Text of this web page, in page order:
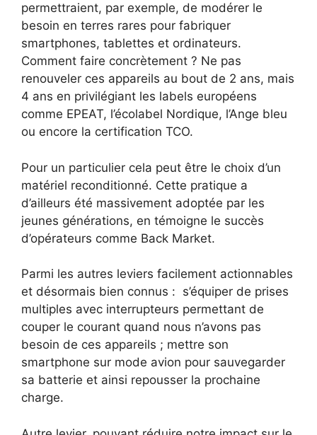
permettraient, par exemple, de modérer le
besoin en terres rares pour fabriquer
smartphones, tablettes et ordinateurs.
Comment faire concrètement ? Ne pas
renouveler ces appareils au bout de 2 ans, mais
4 ans en privilégiant les labels européens
comme EPEAT, l’écolabel Nordique, l’Ange bleu
ou encore la certification TCO.
Pour un particulier cela peut être le choix d’un
matériel reconditionné. Cette pratique a
d’ailleurs été massivement adoptée par les
jeunes générations, en témoigne le succès
d’opérateurs comme Back Market.
Parmi les autres leviers facilement actionnables
et désormais bien connus : s’équiper de prises
multiples avec interrupteurs permettant de
couper le courant quand nous n’avons pas
besoin de ces appareils ; mettre son
smartphone sur mode avion pour sauvegarder
sa batterie et ainsi repousser la prochaine
charge.